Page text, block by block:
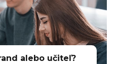
alebo učiteľ?